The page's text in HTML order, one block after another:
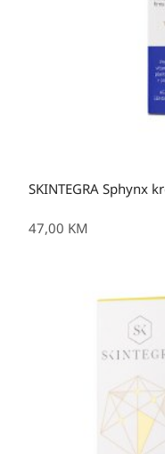
SKINTEGRA Sphynx
47,00 KM